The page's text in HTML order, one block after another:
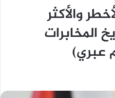
والأكثر
المخابرات
عبري)